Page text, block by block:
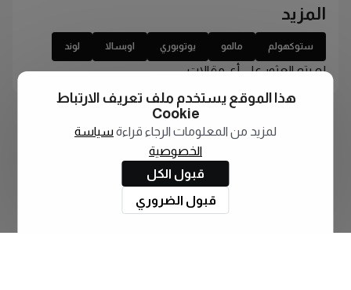
المزيد
ستوكهولم مالمو يوتوبوري اوبسالا لوند
لم يتم العثور على أي مقالات
هذا الموقع يستخدم ملف تعريف الارتباط
Cookie
لمزيد من المعلومات الرجاء قراءة سياسة
الخصوصية
قبول الكل
قبول الضروري